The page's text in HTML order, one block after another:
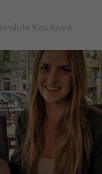
Kosíková